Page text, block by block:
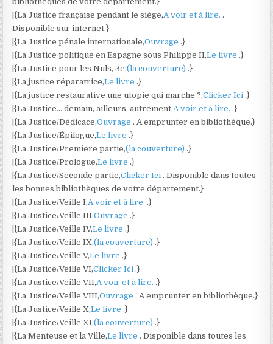
|{La Justice française pendant le siège,A voir et à lire..
Disponible sur internet.}
|{La Justice pénale internationale,Ouvrage.}
|{La Justice politique en Espagne sous Philippe II,Le livre.}
|{La Justice pour les Nuls, 3e,(la couverture).}
|{La justice réparatrice,Le livre.}
|{La justice restaurative une utopie qui marche ?,Clicker Ici.}
|{La Justice… demain, ailleurs, autrement,A voir et à lire..}
|{La Justice/Dédicace,Ouvrage. A emprunter en bibliothèque.}
|{La Justice/Épilogue,Le livre.}
|{La Justice/Premiere partie,(la couverture).}
|{La Justice/Prologue,Le livre.}
|{La Justice/Seconde partie,Clicker Ici. Disponible dans toutes
les bonnes bibliothèques de votre département.}
|{La Justice/Veille I,A voir et à lire..}
|{La Justice/Veille III,Ouvrage.}
|{La Justice/Veille IV,Le livre.}
|{La Justice/Veille IX,(la couverture).}
|{La Justice/Veille V,Le livre.}
|{La Justice/Veille VI,Clicker Ici.}
|{La Justice/Veille VII,A voir et à lire..}
|{La Justice/Veille VIII,Ouvrage. A emprunter en bibliothèque.}
|{La Justice/Veille X,Le livre.}
|{La Justice/Veille XI,(la couverture).}
|{La Menteuse et la Ville,Le livre. Disponible dans toutes les